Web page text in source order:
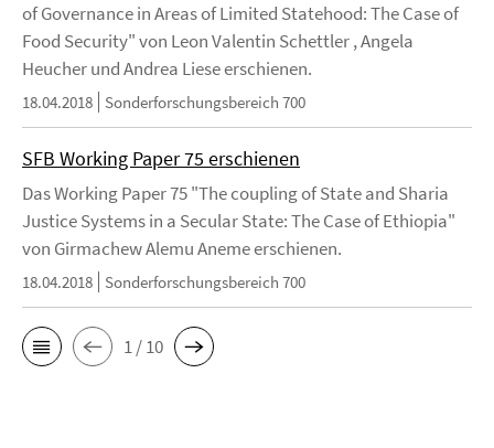
of Governance in Areas of Limited Statehood: The Case of
Food Security" von Leon Valentin Schettler , Angela
Heucher und Andrea Liese erschienen.
18.04.2018 Sonderforschungsbereich 700
SFB Working Paper 75 erschienen
Das Working Paper 75 "The coupling of State and Sharia
Justice Systems in a Secular State: The Case of Ethiopia"
von Girmachew Alemu Aneme erschienen.
18.04.2018 Sonderforschungsbereich 700
1 / 10